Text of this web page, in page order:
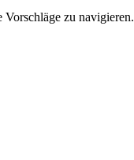
Vorschläge zu navigieren.